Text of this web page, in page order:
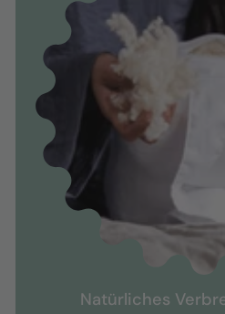
Natürliches